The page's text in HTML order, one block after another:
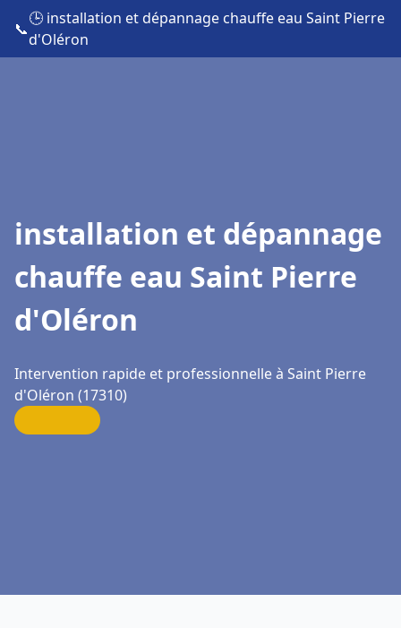
📞
🕒 installation et dépannage chauffe eau Saint Pierre
d'Oléron
installation et dépannage
chauffe eau Saint Pierre
d'Oléron
Intervention rapide et professionnelle à Saint Pierre
d'Oléron (17310)